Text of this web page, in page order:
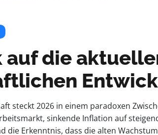
auf die
steckt 2026 in einem paradoxen
sinkende Inflation auf
die Erkenntnis, dass die alten